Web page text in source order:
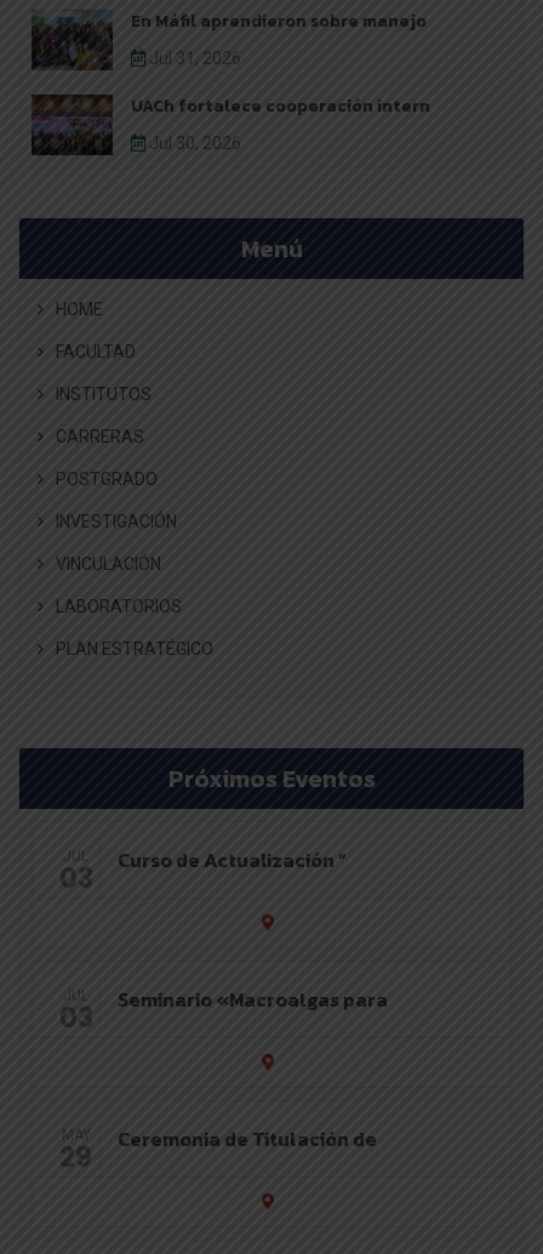
En Máfil aprendieron sobre manejo
Jul 31, 2026
UACh fortalece cooperación intern
Jul 30, 2026
Menú
HOME
FACULTAD
INSTITUTOS
CARRERAS
POSTGRADO
INVESTIGACIÓN
VINCULACIÓN
LABORATORIOS
PLAN ESTRATÉGICO
Próximos Eventos
JUL
03 Curso de Actualización “
JUL
03 Seminario «Macroalgas para
MAY
29 Ceremonia de Titulación de